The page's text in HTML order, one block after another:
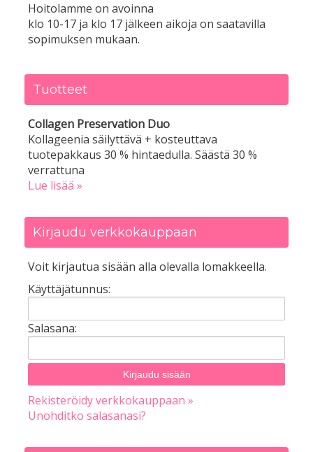
Hoitolamme on avoinna
klo 10-17 ja klo 17 jälkeen aikoja on saatavilla
sopimuksen mukaan.
Tuotteet
Collagen Preservation Duo
Kollageenia säilyttävä + kosteuttava
tuotepakkaus 30 % hintaedulla. Säästä 30 %
verrattuna
Lue lisää »
Kirjaudu verkkokauppaan
Voit kirjautua sisään alla olevalla lomakkeella.
Käyttäjätunnus:
Salasana:
Rekisteröidy verkkokauppaan »
Unohditko salasanasi?